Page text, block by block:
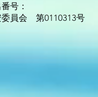
号：
委員会 第0110313号